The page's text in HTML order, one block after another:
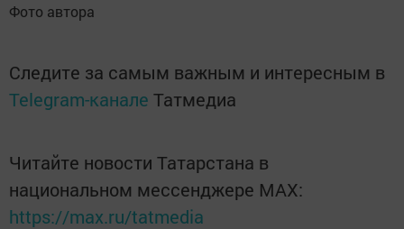
Фото автора
Следите за самым важным и интересным в
Telegram-канале Татмедиа
Читайте новости Татарстана в
национальном мессенджере MАХ:
https://max.ru/tatmedia